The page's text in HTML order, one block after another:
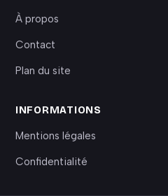
À propos
Contact
Plan du site
INFORMATIONS
Mentions légales
Confidentialité